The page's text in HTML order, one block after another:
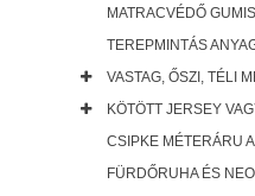
MATRACVÉDŐ
TEREPMINTÁS
VASTAG, ŐSZI, TÉLI
KÖTÖTT JERSEY
CSIPKE MÉTERÁRU
FÜRDŐRUHA ÉS